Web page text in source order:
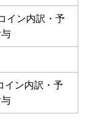
イン内訳・予
イン内訳・予